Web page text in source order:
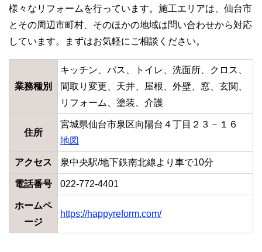
様々なリフォームを行っています。施工エリアは、仙台市
とその周辺市町村、そのほかの地域は問い合わせから対応
しています。まずはお気軽にご相談ください。
業務種別
キッチン、バス、トイレ、洗面所、クロス、
間取り変更、天井、屋根、外壁、窓、玄関、
リフォーム、塗装、介護
住所
宮城県仙台市泉区向陽台４丁目２３－１６
地図
アクセス 泉中央駅/地下鉄南北線より車で10分
電話番号 022-772-4401
ホームペ
ージ
https://happyreform.com/